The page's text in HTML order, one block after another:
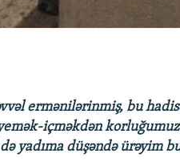
ermənilərinmiş, bu
içməkdən
yadıma düşəndə ürəyim